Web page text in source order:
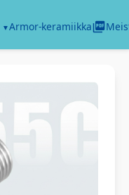
Armor-keramiikka